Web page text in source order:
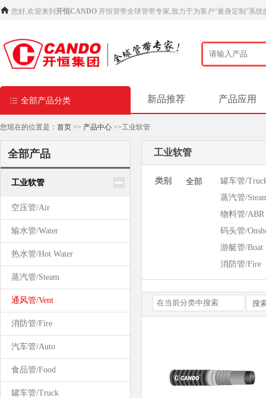
您好,欢迎来到 开恒CANDO 开恒管带全球管带专家,致力于为客户“量身定制”系统
全部产品分类 新品推荐 产品应用
您现在的位置是： 首页 >> 产品中心 >>工业软管
全部产品
工业软管
空压管/Air
输水管/Water
热水管/Hot Water
蒸汽管/Steam
通风管/Vent
消防管/Fire
汽车管/Auto
食品管/Food
罐车管/Truck
工业软管
类别 全部
罐车管/
蒸汽管/
物料管/ABR
码头管/
游艇管/Boat
消防管/Fire